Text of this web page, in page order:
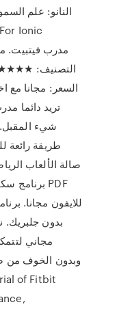
السعر: مجانا مع
تريد دائما
شيء المقبل.
طريقة رائعة
صالة الألعاب
للايفون مجانا.
بدون جلبريك.
مجاني